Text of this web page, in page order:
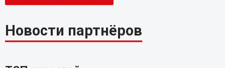
Новости партнёров